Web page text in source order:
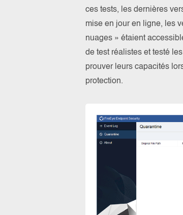
ces tests, les dernières
mise en jour en ligne, les
nuages » étaient
de test réalistes et testé
prouver leurs capacités
protection.